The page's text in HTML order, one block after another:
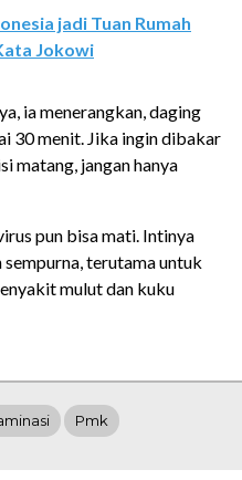
jadi Tuan Rumah
Jokowi
ia menerangkan, daging
30 menit. Jika ingin dibakar
matang, jangan hanya
pun bisa mati. Intinya
terutama untuk
mulut dan kuku
Pmk